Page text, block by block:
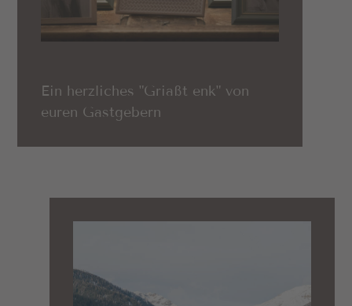
Ein herzliches "Griaßt enk" von
euren Gastgebern